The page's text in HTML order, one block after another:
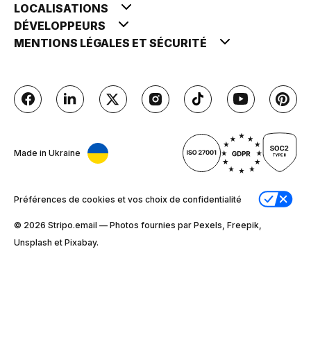
LOCALISATIONS
DÉVELOPPEURS
MENTIONS LÉGALES ET SÉCURITÉ
Made in Ukraine
Préférences de cookies et vos choix de confidentialité
© 2026 Stripо.email — Photos fournies par Pexels, Freepik,
Unsplash et Pixabay.